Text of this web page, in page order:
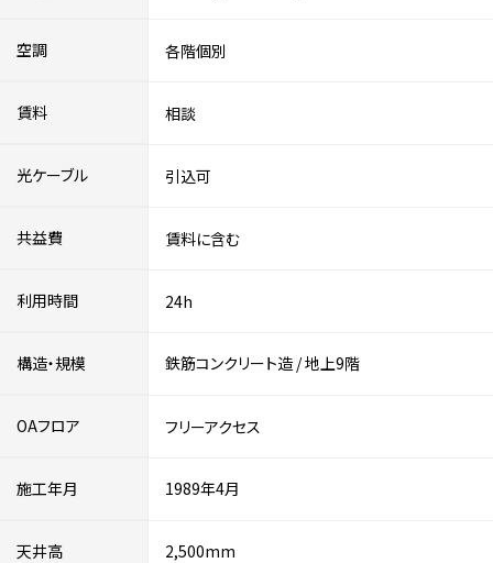
空調 各階個別
賃料 相談
光ケーブル 引込可
共益費 賃料に含む
利用時間 24h
構造・規模 鉄筋コンクリート造 /地上9階
OAフロア フリーアクセス
施工年月 1989年4月
天井高 2,500mm